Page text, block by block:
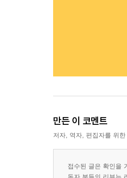
만든 이 코멘트
저자, 역자, 편집자를 위
접수된 글은 확인을